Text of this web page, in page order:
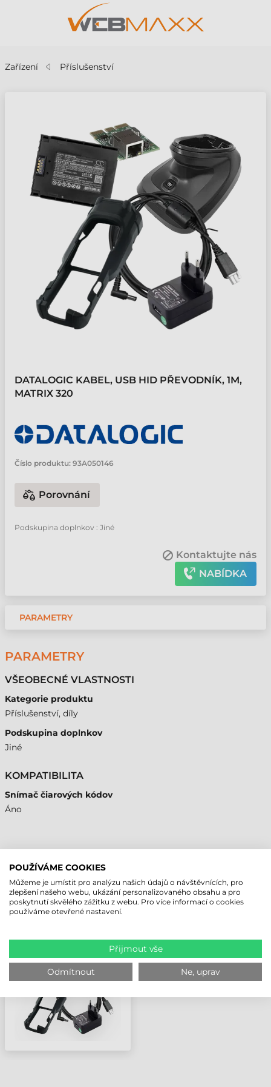
Zařízení Příslušenství
DATALOGIC KABEL, USB HID PŘEVODNÍK, 1M,
MATRIX 320
Číslo produktu: 93A050146
Porovnání
Podskupina doplnkov : Jiné
Kontaktujte nás
NABÍDKA
PARAMETRY
PARAMETRY
VŠEOBECNÉ VLASTNOSTI
Kategorie produktu
Příslušenství, díly
Podskupina doplnkov
Jiné
KOMPATIBILITA
Snímač čiarových kódov
Áno
NAPOSLEDY PROHLÍŽENÉ PRODUKTY
DATALOGIC KABEL, USB
POUŽÍVÁME COOKIES
Můžeme je umístit pro analýzu našich údajů o návštěvnících, pro
zlepšení našeho webu, ukázání personalizovaného obsahu a pro
poskytnutí skvělého zážitku z webu. Pro více informací o cookies
používáme otevřené nastavení.
Přijmout vše
Odmítnout Ne, uprav